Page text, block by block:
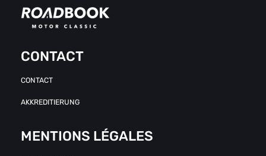
CONTACT
CONTACT
AKKREDITIERUNG
MENTIONS LÉGALES